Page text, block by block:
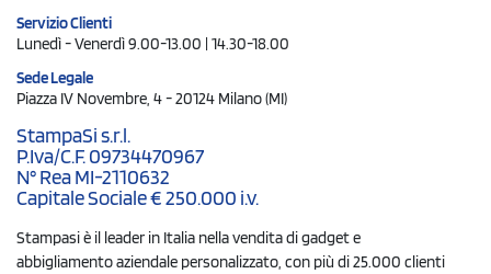
Servizio Clienti
Lunedì - Venerdì 9.00-13.00 | 14.30-18.00
Sede Legale
Piazza IV Novembre, 4 - 20124 Milano (MI)
StampaSi s.r.l.
P.Iva/C.F. 09734470967
N° Rea MI-2110632
Capitale Sociale € 250.000 i.v.
Stampasi è il leader in Italia nella vendita di gadget e
abbigliamento aziendale personalizzato, con più di 25.000 clienti